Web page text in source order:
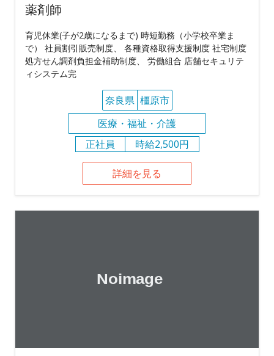
薬剤師
育児休業(子が2歳になるまで) 時短勤務（小学校卒業ま
で） 社員割引販売制度、 各種資格取得支援制度 社宅制度
処方せん調剤負担金補助制度、 労働組合 店舗セキュリテ
ィシステム完
奈良県 橿原市
医療・福祉・介護
正社員
時給2,500円
詳細を見る